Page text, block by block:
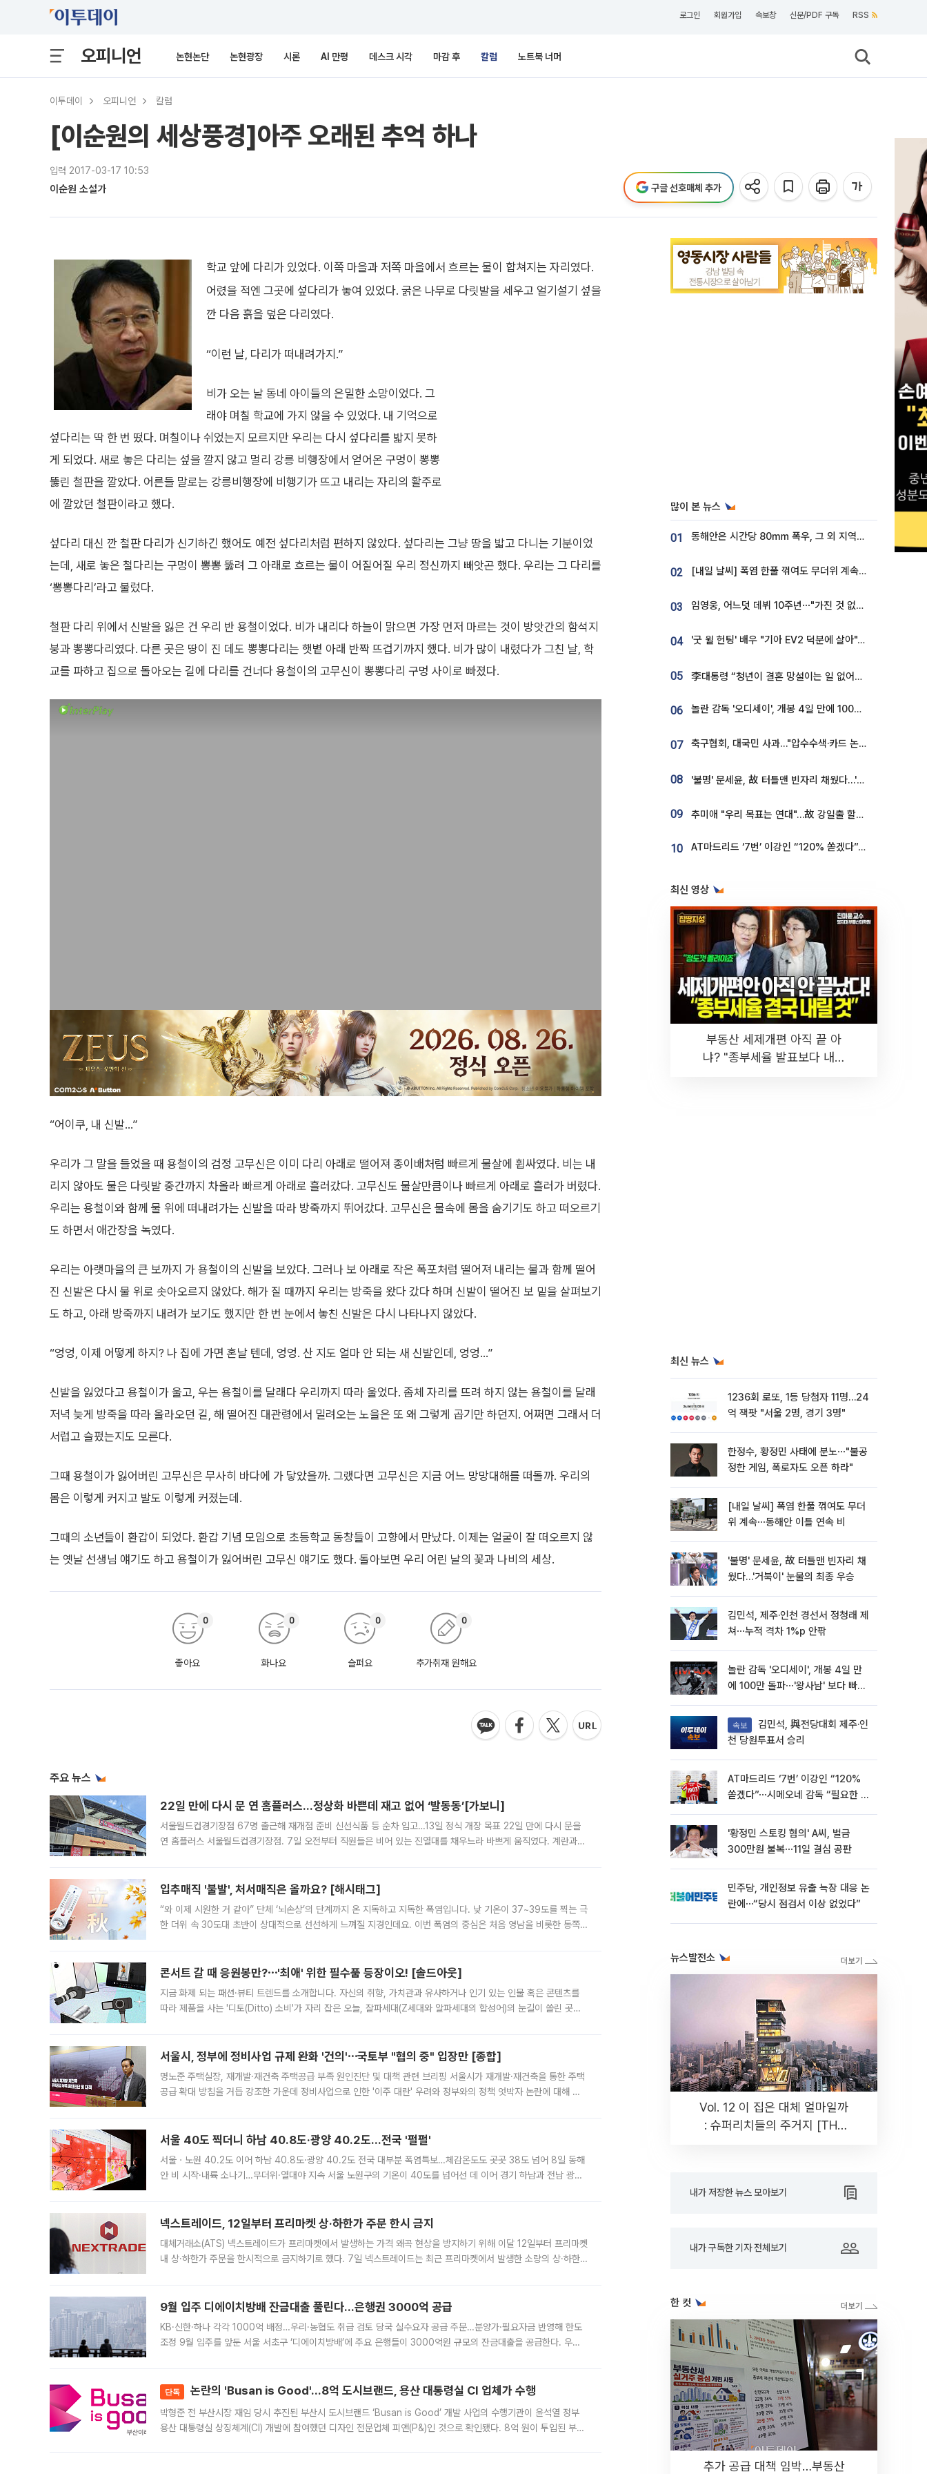
로그인 회원가입 속보창 신문/PDF 구독 RSS
오피니언 논현논단 논현광장 시론 AI 만평 데스크 시각 마감 후 칼럼 노트북 너머
이투데이 오피니언 칼럼
[이순원의 세상풍경]아주 오래된 추억 하나
입력 2017-03-17 10:53
이순원 소설가 구글 선호매체 추가
학교 앞에 다리가 있었다. 이쪽 마을과 저쪽 마을에서 흐르는 물이 합쳐지는 자리였다.
어렸을 적엔 그곳에 섶다리가 놓여 있었다. 굵은 나무로 다릿발을 세우고 얼기설기 섶을
깐 다음 흙을 덮은 다리였다.
“이런 날, 다리가 떠내려가지.”
비가 오는 날 동네 아이들의 은밀한 소망이었다. 그
래야 며칠 학교에 가지 않을 수 있었다. 내 기억으로
섶다리는 딱 한 번 떴다. 며칠이나 쉬었는지 모르지만 우리는 다시 섶다리를 밟지 못하
게 되었다. 새로 놓은 다리는 섶을 깔지 않고 멀리 강릉 비행장에서 얻어온 구멍이 뽕뽕
뚫린 철판을 깔았다. 어른들 말로는 강릉비행장에 비행기가 뜨고 내리는 자리의 활주로
에 깔았던 철판이라고 했다.
섶다리 대신 깐 철판 다리가 신기하긴 했어도 예전 섶다리처럼 편하지 않았다. 섶다리는 그냥 땅을 밟고 다니는 기분이었
는데, 새로 놓은 철다리는 구멍이 뽕뽕 뚫려 그 아래로 흐르는 물이 어질어질 우리 정신까지 빼앗곤 했다. 우리는 그 다리를
‘뽕뽕다리’라고 불렀다.
철판 다리 위에서 신발을 잃은 건 우리 반 용철이었다. 비가 내리다 하늘이 맑으면 가장 먼저 마르는 것이 방앗간의 함석지
붕과 뽕뽕다리였다. 다른 곳은 땅이 진 데도 뽕뽕다리는 햇볕 아래 반짝 뜨겁기까지 했다. 비가 많이 내렸다가 그친 날, 학
교를 파하고 집으로 돌아오는 길에 다리를 건너다 용철이의 고무신이 뽕뽕다리 구멍 사이로 빠졌다.
“어이쿠, 내 신발…”
우리가 그 말을 들었을 때 용철이의 검정 고무신은 이미 다리 아래로 떨어져 종이배처럼 빠르게 물살에 휩싸였다. 비는 내
리지 않아도 물은 다릿발 중간까지 차올라 빠르게 아래로 흘러갔다. 고무신도 물살만큼이나 빠르게 아래로 흘러가 버렸다.
우리는 용철이와 함께 물 위에 떠내려가는 신발을 따라 방죽까지 뛰어갔다. 고무신은 물속에 몸을 숨기기도 하고 떠오르기
도 하면서 애간장을 녹였다.
우리는 아랫마을의 큰 보까지 가 용철이의 신발을 보았다. 그러나 보 아래로 작은 폭포처럼 떨어져 내리는 물과 함께 떨어
진 신발은 다시 물 위로 솟아오르지 않았다. 해가 질 때까지 우리는 방죽을 왔다 갔다 하며 신발이 떨어진 보 밑을 살펴보기
도 하고, 아래 방죽까지 내려가 보기도 했지만 한 번 눈에서 놓친 신발은 다시 나타나지 않았다.
“엉엉, 이제 어떻게 하지? 나 집에 가면 혼날 텐데, 엉엉. 산 지도 얼마 안 되는 새 신발인데, 엉엉…”
신발을 잃었다고 용철이가 울고, 우는 용철이를 달래다 우리까지 따라 울었다. 좀체 자리를 뜨려 하지 않는 용철이를 달래
저녁 늦게 방죽을 따라 올라오던 길, 해 떨어진 대관령에서 밀려오는 노을은 또 왜 그렇게 곱기만 하던지. 어쩌면 그래서 더
서럽고 슬펐는지도 모른다.
그때 용철이가 잃어버린 고무신은 무사히 바다에 가 닿았을까. 그랬다면 고무신은 지금 어느 망망대해를 떠돌까. 우리의
몸은 이렇게 커지고 발도 이렇게 커졌는데.
그때의 소년들이 환갑이 되었다. 환갑 기념 모임으로 초등학교 동창들이 고향에서 만났다. 이제는 얼굴이 잘 떠오르지 않
는 옛날 선생님 얘기도 하고 용철이가 잃어버린 고무신 얘기도 했다. 돌아보면 우리 어린 날의 꽃과 나비의 세상.
좋아요
0
화나요
0
슬퍼요
0
추가취재 원해요
0
주요 뉴스
22일 만에 다시 문 연 홈플러스…정상화 바쁜데 재고 없어 ‘발동동’[가보니]
서울월드컵경기장점 67명 출근해 재개점 준비 신선식품 등 순차 입고…13일 정식 개장 목표 22일 만에 다시 문을
연 홈플러스 서울월드컵경기장점. 7일 오전부터 직원들은 비어 있는 진열대를 채우느라 바쁘게 움직였다. 계란과
입추매직 '불발', 처서매직은 올까요? [해시태그]
“와 이제 시원한 거 같아” 단체 ‘뇌손상’의 단계까지 온 지독하고 지독한 폭염입니다. 낮 기온이 37~39도를 찍는 극
한 더위 속 30도대 초반이 상대적으로 선선하게 느껴질 지경인데요. 이번 폭염의 중심은 처음 영남을 비롯한 동쪽
콘서트 갈 때 응원봉만?⋯'최애' 위한 필수품 등장이오! [솔드아웃]
지금 화제 되는 패션·뷰티 트렌드를 소개합니다. 자신의 취향, 가치관과 유사하거나 인기 있는 인물 혹은 콘텐츠를
따라 제품을 사는 '디토(Ditto) 소비'가 자리 잡은 오늘, 잘파세대(Z세대와 알파세대의 합성어)의 눈길이 쏠린 곳은
서울시, 정부에 정비사업 규제 완화 '건의'⋯국토부 "협의 중" 입장만 [종합]
명노준 주택실장, 재개발·재건축 주택공급 부족 원인진단 및 대책 관련 브리핑 서울시가 재개발·재건축을 통한 주택
공급 확대 방침을 거듭 강조한 가운데 정비사업으로 인한 '이주 대란' 우려와 정부와의 정책 엇박자 논란에 대해 정
서울 40도 찍더니 하남 40.8도·광양 40.2도…전국 '펄펄'
서울ㆍ노원 40.2도 이어 하남 40.8도·광양 40.2도 전국 대부분 폭염특보…체감온도도 곳곳 38도 넘어 8일 동해
안 비 시작·내륙 소나기…무더위·열대야 지속 서울 노원구의 기온이 40도를 넘어선 데 이어 경기 하남과 전남 광양
넥스트레이드, 12일부터 프리마켓 상·하한가 주문 한시 금지
대체거래소(ATS) 넥스트레이드가 프리마켓에서 발생하는 가격 왜곡 현상을 방지하기 위해 이달 12일부터 프리마켓
내 상·하한가 주문을 한시적으로 금지하기로 했다. 7일 넥스트레이드는 최근 프리마켓에서 발생한 소량의 상·하한
9월 입주 디에이치방배 잔금대출 풀린다…은행권 3000억 공급
KB·신한·하나 각각 1000억 배정…우리·농협도 취급 검토 당국 실수요자 공급 주문…분양가·필요자금 반영해 한도
조정 9월 입주를 앞둔 서울 서초구 ‘디에이치방배’에 주요 은행들이 3000억원 규모의 잔금대출을 공급한다. 우리
단독 논란의 'Busan is Good'…8억 도시브랜드, 용산 대통령실 CI 업체가 수행
박형준 전 부산시장 재임 당시 추진된 부산시 도시브랜드 ‘Busan is Good’ 개발 사업의 수행기관이 윤석열 정부
용산 대통령실 상징체계(CI) 개발에 참여했던 디자인 전문업체 피앤(P&)인 것으로 확인됐다. 8억 원이 투입된 부산
많이 본 뉴스
01 동해안은 시간당 80㎜ 폭우, 그 외 지역은 폭염…‘극과 극 날씨’
02 [내일 날씨] 폭염 한풀 꺾여도 무더위 계속⋯동해안 이틀 연속 비
03 임영웅, 어느덧 데뷔 10주년⋯"가진 것 없던 시절, 내 앞엔 20명의 팬뿐"
04 '굿 윌 헌팅' 배우 "기아 EV2 덕분에 살아"…교통사고 후 안전성 극찬
05 李대통령 “청년이 결혼 망설이는 일 없어야...제도상 불이익 조사”
06 놀란 감독 '오디세이', 개봉 4일 만에 100만 돌파⋯'왕사남' 보다 빠르다
07 축구협회, 대국민 사과…"압수수색·카드 논란 사죄, 강도 높은 쇄신"
08 '불명' 문세윤, 故 터틀맨 빈자리 채웠다…'거북이' 눈물의 최종 우승
09 추미애 "우리 목표는 연대"…故 강일출 할머니 흉상 제막
10 AT마드리드 ‘7번’ 이강인 “120% 쏟겠다”⋯시메오네 감독 “필요한 선수”
최신 영상
부동산 세제개편 아직 끝 아
냐? "종부세율 발표보다 내릴
최신 뉴스
1236회 로또, 1등 당첨자 11명…24
억 잭팟 "서울 2명, 경기 3명"
한정수, 황정민 사태에 분노⋯"불공
정한 게임, 폭로자도 오픈 하라"
[내일 날씨] 폭염 한풀 꺾여도 무더
위 계속⋯동해안 이틀 연속 비
'불명' 문세윤, 故 터틀맨 빈자리 채
웠다…'거북이' 눈물의 최종 우승
김민석, 제주·인천 경선서 정청래 제
쳐⋯누적 격차 1%p 안팎
놀란 감독 '오디세이', 개봉 4일 만
에 100만 돌파⋯'왕사남' 보다 빠르
속보
천 당원투표서 승리
AT마드리드 ‘7번’ 이강인 “120%
쏟겠다”⋯시메오네 감독 “필요한 선
'황정민 스토킹 혐의' A씨, 벌금
300만원 불복⋯11일 결심 공판
민주당, 개인정보 유출 늑장 대응 논
란에⋯“당시 점검서 이상 없었다”
뉴스발전소
Vol. 12 이 집은 대체 얼마일까
: 슈퍼리치들의 주거지 [THE
내가 저장한 뉴스 모아보기
내가 구독한 기자 전체보기
한 컷
추가 공급 대책 임박…부동산